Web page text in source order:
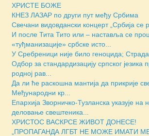
ХРИСТЕ БОЖЕ
КНЕЗ ЛАЗАР по други пут међу Србима
Свечани видовдански концерт „Србија се
И после Тита Тито или – наставља се
«туђманизације» србске исто...
У Сребреници није било геноцида;
Одбор за стандардизацију српског језика
родној рав...
Да ли ће раскошна мантија да прикрије
Међународни кр...
Епархија Зворничко-Тузланска указује на
деловање свештеника...
ХРИСТОС ВАСКРСЕ ЖИВОТ ДОНЕСЕ!
„ПРОПАГАНДА ЛГБТ НЕ МОЖЕ ИМАТИ